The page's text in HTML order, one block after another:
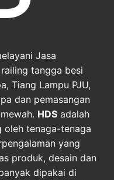
Jasa
railing tangga besi
Tiang Lampu PJU,
dan pemasangan
HDS adalah
oleh tenaga-tenaga
yang
produk, desain dan
dipakai di